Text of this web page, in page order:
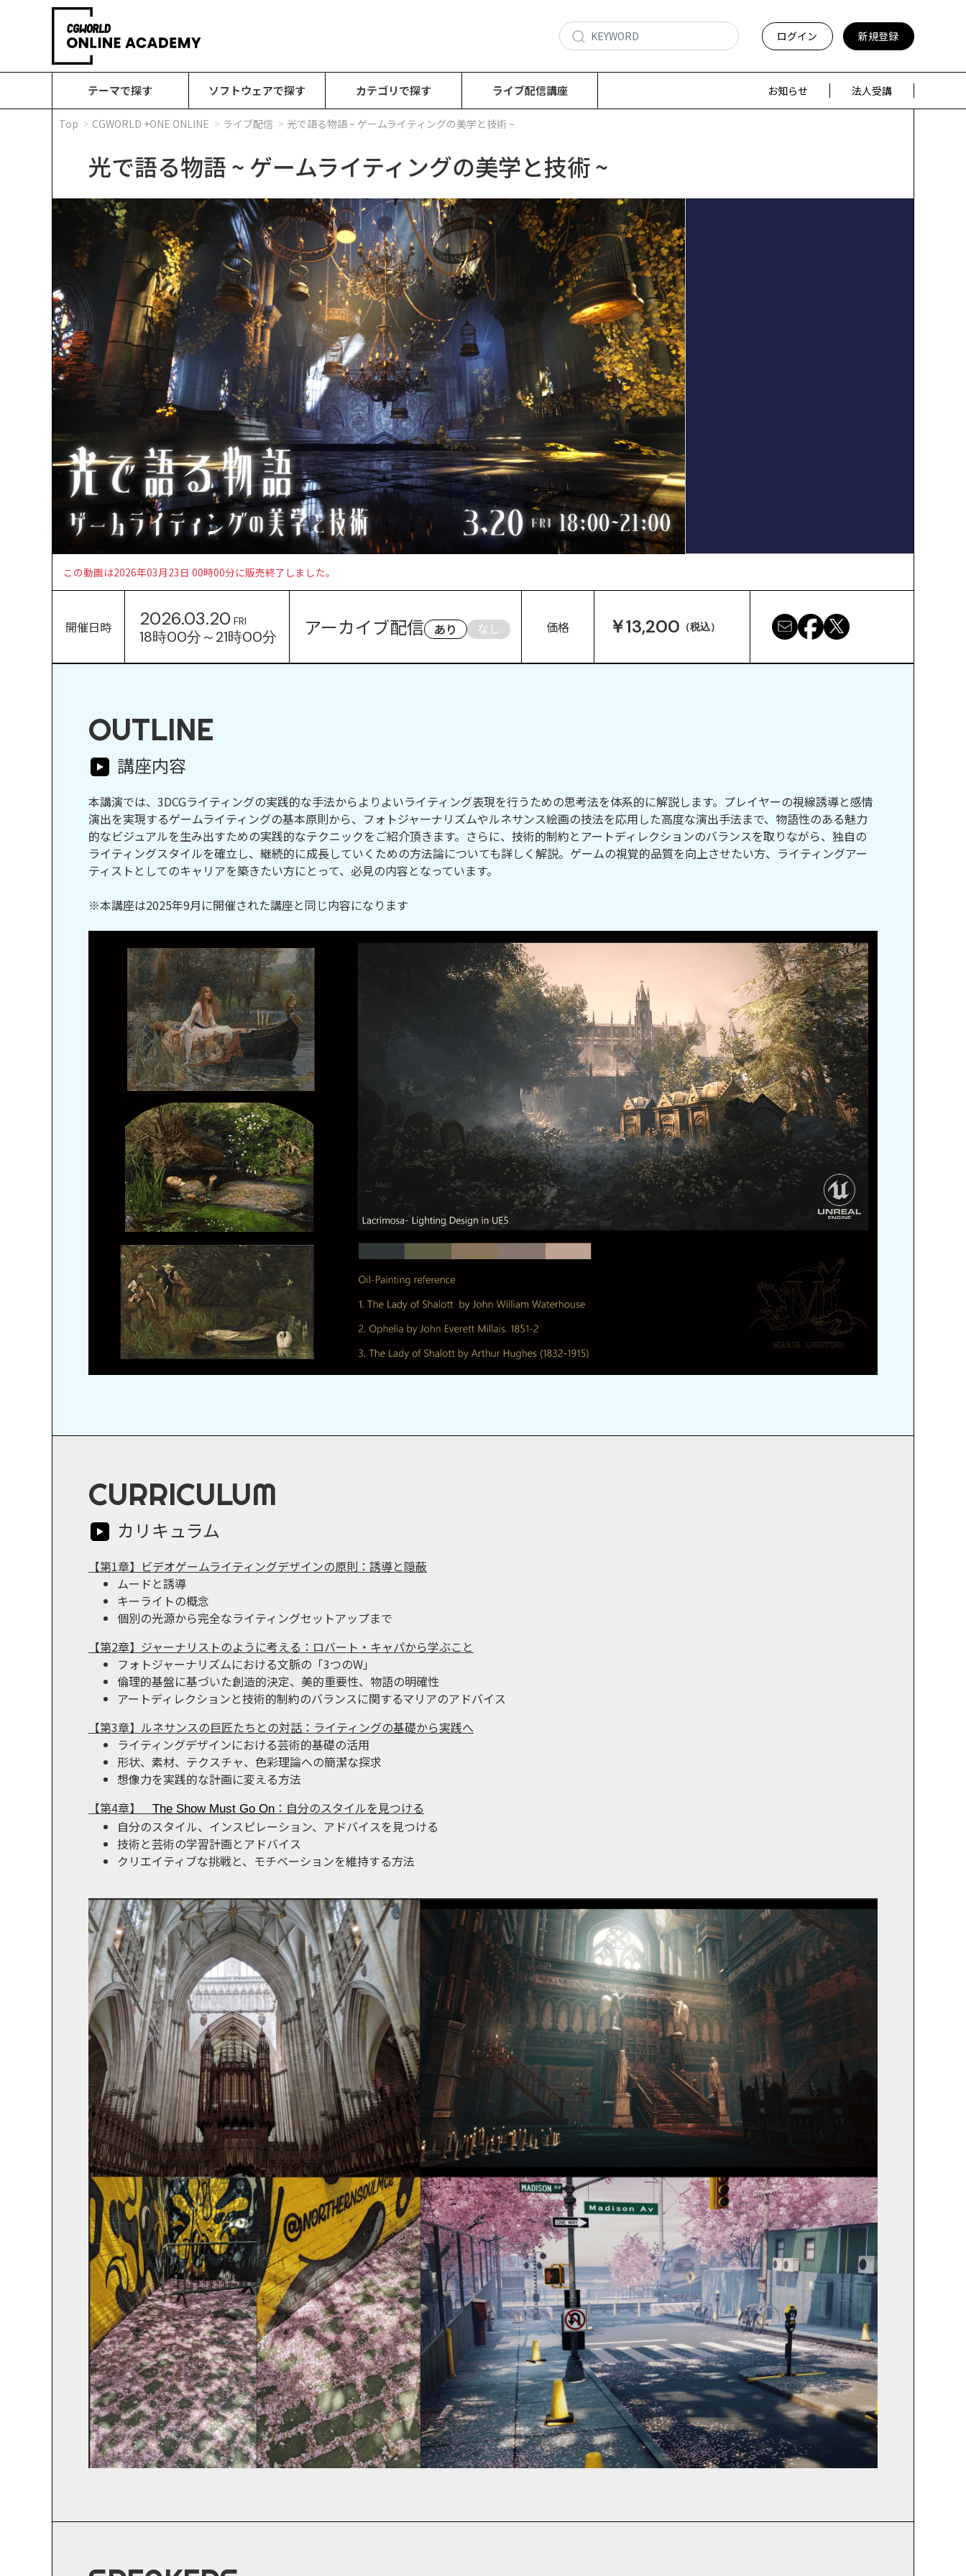
ログイン 新規登録
テーマで探す ソフトウェアで探す カテゴリで探す ライブ配信講座 お知らせ 法人受講
Top CGWORLD +ONE ONLINE ライブ配信 光で語る物語 ~ ゲームライティングの美学と技術 ~
光で語る物語 ~ ゲームライティングの美学と技術 ~
この動画は2026年03月23日 00時00分に販売終了しました。
開催日時 2026.03.20 FRI
18時00分～21時00分 アーカイブ配信 あり なし 価格 ￥13,200 （税込）
OUTLINE
講座内容
本講演では、3DCGライティングの実践的な手法からよりよいライティング表現を行うための思考法を体系的に解説します。プレイヤーの視線誘導と感情
演出を実現するゲームライティングの基本原則から、フォトジャーナリズムやルネサンス絵画の技法を応用した高度な演出手法まで、物語性のある魅力
的なビジュアルを生み出すための実践的なテクニックをご紹介頂きます。さらに、技術的制約とアートディレクションのバランスを取りながら、独自の
ライティングスタイルを確立し、継続的に成長していくための方法論についても詳しく解説。ゲームの視覚的品質を向上させたい方、ライティングアー
ティストとしてのキャリアを築きたい方にとって、必見の内容となっています。
※本講座は2025年9月に開催された講座と同じ内容になります
CURRICULUM
カリキュラム
【第1章】ビデオゲームライティングデザインの原則：誘導と隠蔽
ムードと誘導
キーライトの概念
個別の光源から完全なライティングセットアップまで
【第2章】ジャーナリストのように考える：ロバート・キャパから学ぶこと
フォトジャーナリズムにおける文脈の「3つのW」
倫理的基盤に基づいた創造的決定、美的重要性、物語の明確性
アートディレクションと技術的制約のバランスに関するマリアのアドバイス
【第3章】ルネサンスの巨匠たちとの対話：ライティングの基礎から実践へ
ライティングデザインにおける芸術的基礎の活用
形状、素材、テクスチャ、色彩理論への簡潔な探求
想像力を実践的な計画に変える方法
【第4章】 The Show Must Go On ：自分のスタイルを見つける
自分のスタイル、インスピレーション、アドバイスを見つける
技術と芸術の学習計画とアドバイス
クリエイティブな挑戦と、モチベーションを維持する方法